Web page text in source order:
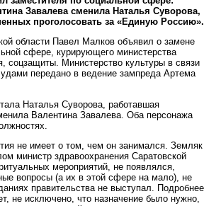
Завалева сменила Наталья Суворова,
проголосовать за «Единую Россию».
области Павел Малков объявил о замене
сфере, курирующего министерства
соцзащиты. Министерство культуры в связи
передано в ведение зампреда Артема
Наталья Суворова, работавшая
Валентина Завалева. Оба персонажа
не имеет о том, чем он занимался. Земляк
министр здравоохранения Саратовской
мероприятий, не появлялся,
вопросы (а их в этой сфере на мало), не
правительства не выступал. Подробнее
не исключено, что назначение было нужно,